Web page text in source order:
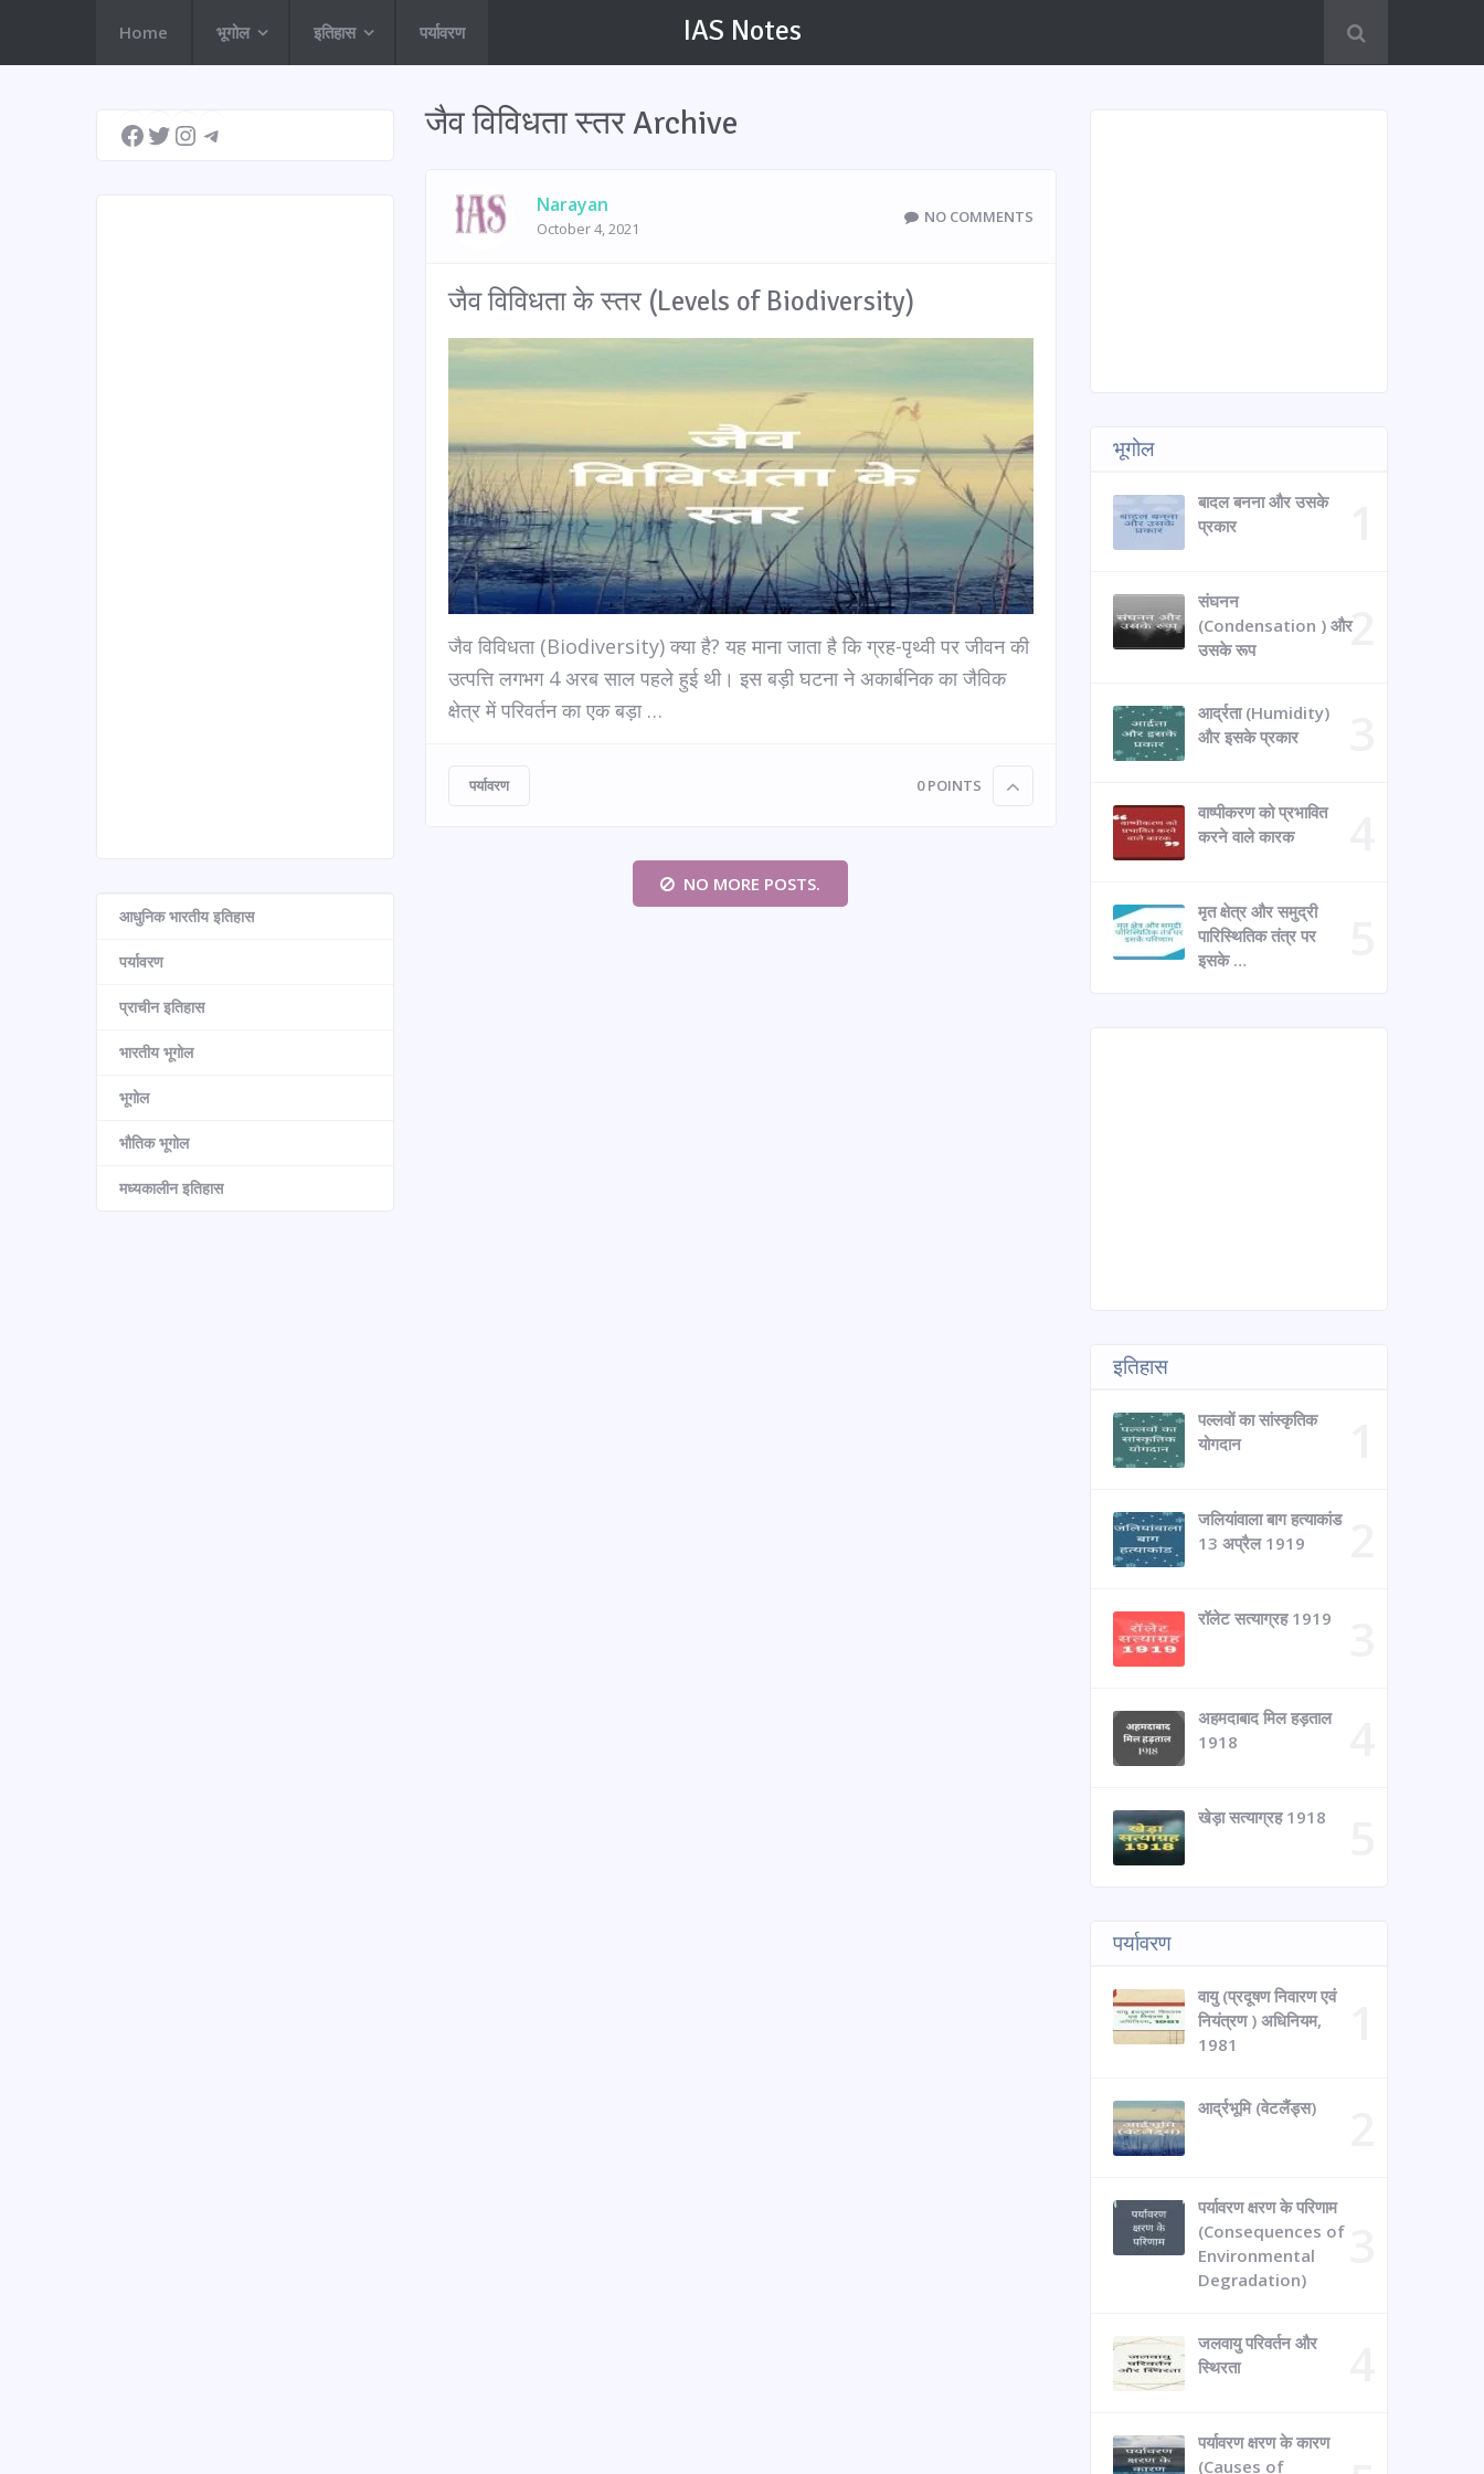
Home भूगोल इतिहास पर्यावरण IAS Notes
जैव विविधता स्तर Archive
Narayan
October 4, 2021
NO COMMENTS
जैव विविधता के स्तर (Levels of Biodiversity)
जैव विविधता (Biodiversity) क्या है? यह माना जाता है कि ग्रह-पृथ्वी पर जीवन की
उत्पत्ति लगभग 4 अरब साल पहले हुई थी। इस बड़ी घटना ने अकार्बनिक का जैविक
क्षेत्र में परिवर्तन का एक बड़ा …
पर्यावरण 0 POINTS
NO MORE POSTS.
Facebook
TwitterInstagram
आधुनिक भारतीय इतिहास
पर्यावरण
प्राचीन इतिहास
भारतीय भूगोल
भूगोल
भौतिक भूगोल
मध्यकालीन इतिहास
भूगोल
बादल बनना और उसके
प्रकार
संघनन
(Condensation ) और
उसके रूप
आर्द्रता (Humidity)
और इसके प्रकार
वाष्पीकरण को प्रभावित
करने वाले कारक
मृत क्षेत्र और समुद्री
पारिस्थितिक तंत्र पर
इसके …
इतिहास
पल्लवों का सांस्कृतिक
योगदान
जलियांवाला बाग हत्याकांड
13 अप्रैल 1919
रॉलेट सत्याग्रह 1919
अहमदाबाद मिल हड़ताल
1918
खेड़ा सत्याग्रह 1918
पर्यावरण
वायु (प्रदूषण निवारण एवं
नियंत्रण ) अधिनियम,
1981
आर्द्रभूमि (वेटलैंड्स)
पर्यावरण क्षरण के परिणाम
(Consequences of
Environmental
Degradation)
जलवायु परिवर्तन और
स्थिरता
पर्यावरण क्षरण के कारण
(Causes of